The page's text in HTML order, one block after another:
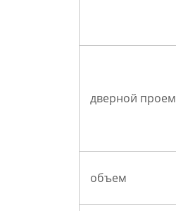
дверной проем
объем